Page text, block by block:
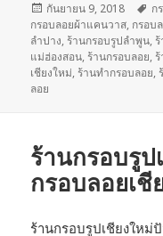
เขียน
เมื่อ
กันยายน 9, 2018
ป้
ก
ก
กรอบลอยผ้าแคนวาส, กรอบ
ลำปาง, ร้านกรอบรูปลำพูน,
แม่ฮ่องสอน, ร้านกรอบลอย,
เชียงใหม่, ร้านทำกรอบลอย,
ลอย
ร้านกรอบรูป
กรอบลอยเชี
ร้านกรอบรูปเชียงใหม่